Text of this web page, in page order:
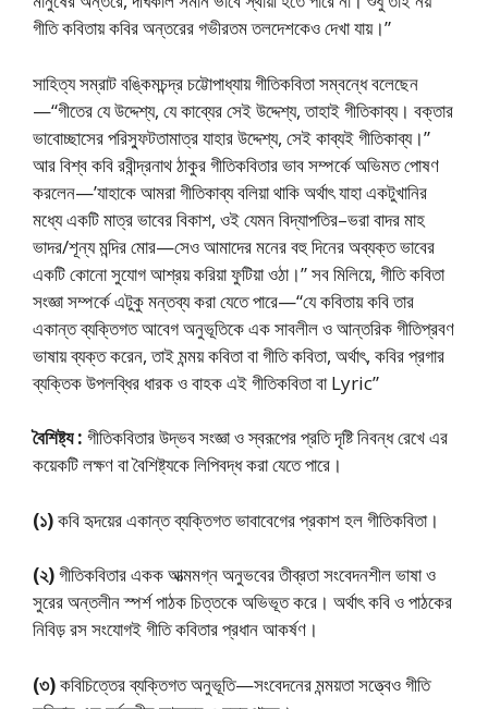
গীতি কবিতায় কবির অন্তরের গভীরতম তলদেশকেও দেখা যায়।”
সাহিত্য সম্রাট বঙ্কিমচন্দ্র চট্টোপাধ্যায় গীতিকবিতা সম্বন্ধে বলেছেন
—“গীতের যে উদ্দেশ্য, যে কাব্যের সেই উদ্দেশ্য, তাহাই গীতিকাব্য। বক্তার
ভাবোচ্ছাসের পরিস্ফুটতামাত্র যাহার উদ্দেশ্য, সেই কাব্যই গীতিকাব্য।”
আর বিশ্ব কবি রবীন্দ্রনাথ ঠাকুর গীতিকবিতার ভাব সম্পর্কে অভিমত পোষণ
করলেন—’যাহাকে আমরা গীতিকাব্য বলিয়া থাকি অর্থাৎ যাহা একটুখানির
মধ্যে একটি মাত্র ভাবের বিকাশ, ওই যেমন বিদ্যাপতির–ভরা বাদর মাহ
ভাদর/শূন্য মন্দির মোর—সেও আমাদের মনের বহু দিনের অব্যক্ত ভাবের
একটি কোনো সুযোগ আশ্রয় করিয়া ফুটিয়া ওঠা।” সব মিলিয়ে, গীতি কবিতা
সংজ্ঞা সম্পর্কে এটুকু মন্তব্য করা যেতে পারে—“যে কবিতায় কবি তার
একান্ত ব্যক্তিগত আবেগ অনুভূতিকে এক সাবলীল ও আন্তরিক গীতিপ্রবণ
ভাষায় ব্যক্ত করেন, তাই মন্ময় কবিতা বা গীতি কবিতা, অর্থাৎ, কবির প্রগার
ব্যক্তিক উপলব্ধির ধারক ও বাহক এই গীতিকবিতা বা Lyric”
বৈশিষ্ট্য : গীতিকবিতার উদ্ভব সংজ্ঞা ও স্বরূপের প্রতি দৃষ্টি নিবন্ধ রেখে এর
কয়েকটি লক্ষণ বা বৈশিষ্ট্যকে লিপিবদ্ধ করা যেতে পারে।
(১)কবি হৃদয়ের একান্ত ব্যক্তিগত ভাবাবেগের প্রকাশ হল গীতিকবিতা।
(২)গীতিকবিতার একক আত্মমগ্ন অনুভবের তীব্রতা সংবেদনশীল ভাষা ও
সুরের অন্তলীন স্পর্শ পাঠক চিত্তকে অভিভূত করে। অর্থাৎ কবি ও পাঠকের
নিবিড় রস সংযোগই গীতি কবিতার প্রধান আকর্ষণ।
(৩)কবিচিত্তের ব্যক্তিগত অনুভূতি—সংবেদনের মন্ময়তা সত্ত্বেও গীতি